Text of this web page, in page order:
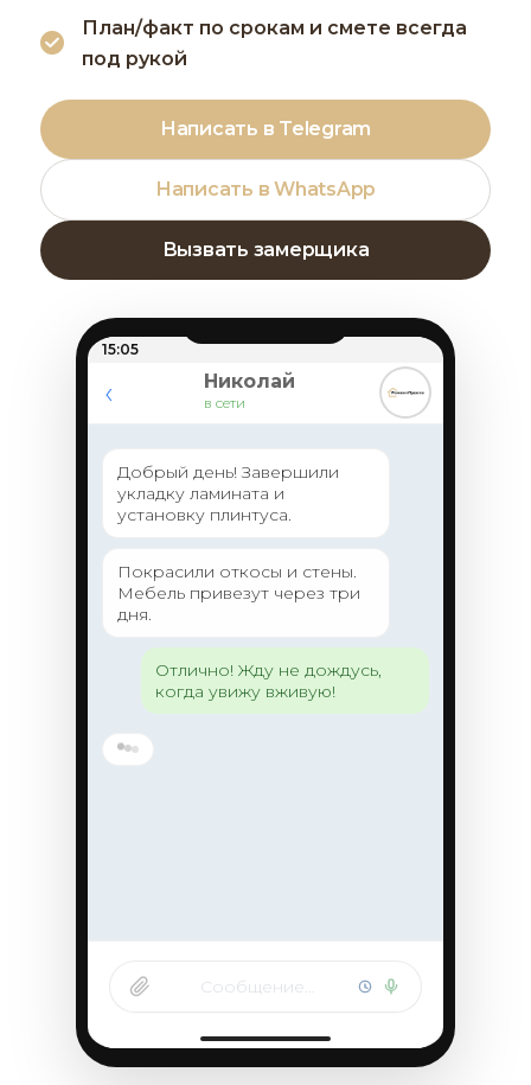
План/факт по срокам и смете всегда
под рукой
Написать в Telegram
Написать в WhatsApp
Вызвать замерщика
15:05
‹ Николай
в сети
Добрый день! Завершили
укладку ламината и
установку плинтуса.
Покрасили откосы и стены.
Мебель привезут через три
дня.
Отлично! Жду не дождусь,
когда увижу вживую!
Сообщение…